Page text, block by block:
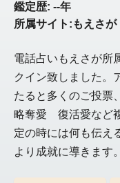
鑑定歴: --年
所属サイト:もえさが
電話占いもえさが
クイン致しました。
たると多くのご投票
略奪愛 復活愛など
定の時には何も伝え
より成就に導きます。